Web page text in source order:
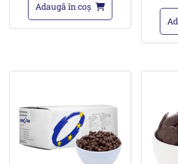
Adaugă în coș